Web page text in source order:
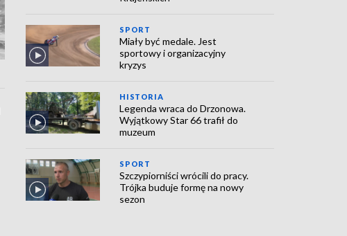
SPORT
Miały być medale. Jest
sportowy i organizacyjny
kryzys
HISTORIA
Legenda wraca do Drzonowa.
Wyjątkowy Star 66 trafił do
muzeum
SPORT
Szczypiorniści wrócili do pracy.
Trójka buduje formę na nowy
sezon